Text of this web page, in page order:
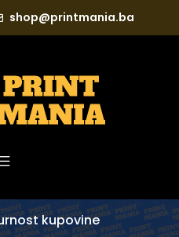
shop@printmania.ba
kupovine